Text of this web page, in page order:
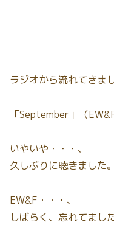
ラジオから流れてきまし
「September」（EW&F
いやいや・・・、
久しぶりに聴きました。
EW&F・・・、
しばらく、忘れてました